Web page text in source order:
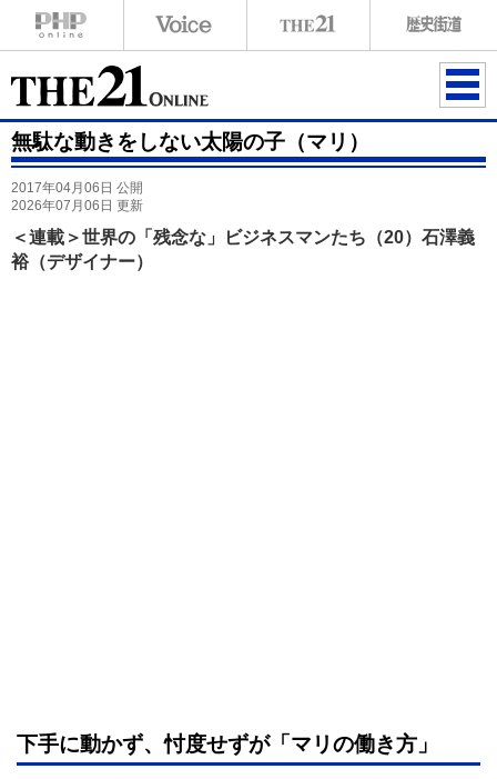
ME
無駄な動きをしない太陽の子（マリ）
2017年04月06日 公開
2026年07月06日 更新
＜連載＞世界の「残念な」ビジネスマンたち（20）石澤義
裕（デザイナー）
下手に動かず、忖度せずが「マリの働き方」